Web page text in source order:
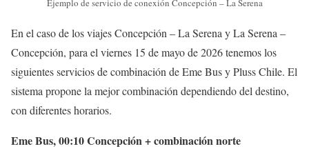
Ejemplo de servicio de conexión Concepción – La Serena
En el caso de los viajes Concepción – La Serena y La Serena –
Concepción, para el viernes 15 de mayo de 2026 tenemos los
siguientes servicios de combinación de Eme Bus y Pluss Chile. El
sistema propone la mejor combinación dependiendo del destino,
con diferentes horarios.
Eme Bus, 00:10 Concepción + combinación norte